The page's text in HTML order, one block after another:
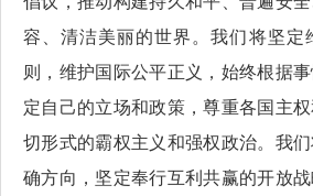
容、清洁美丽的世界。我们将坚定
则，维护国际公平正义，始终根据
定自己的立场和政策，尊重各国主
切形式的霸权主义和强权政治。我
确方向，坚定奉行互利共赢的开放